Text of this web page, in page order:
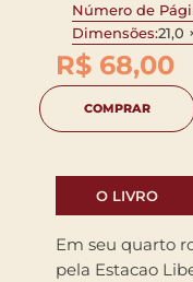
Número de
Dimensões:21,0
R$ 68,00
COMPRAR
O LIVRO
Em seu quarto
pela Estacao